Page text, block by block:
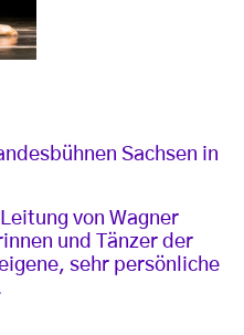
Sachsen in
von Wagner
und Tänzer der
sehr persönliche